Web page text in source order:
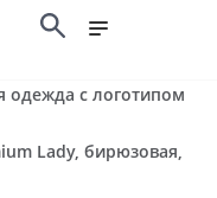
одежда с логотипом
Lady, бирюзовая,